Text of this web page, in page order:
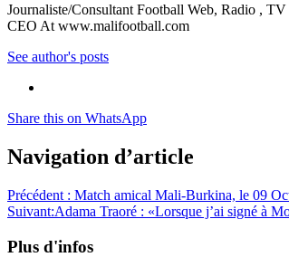
Journaliste/Consultant Football Web, Radio , TV
CEO At www.malifootball.com
See author's posts
Share this on WhatsApp
Navigation d’article
Précédent : Match amical Mali-Burkina, le 09
Suivant:Adama Traoré : «Lorsque j’ai signé à
Plus d'infos